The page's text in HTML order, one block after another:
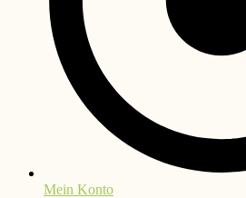
Mein Konto